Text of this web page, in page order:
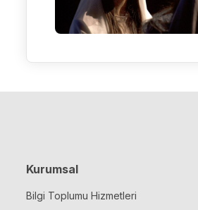
Kurumsal
Bilgi Toplumu Hizmetleri